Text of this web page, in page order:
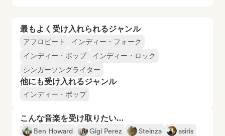
最もよく受け入れられるジャンル
アフロビート
インディー・フォーク
インディー・ポップ
インディー・ロック
シンガーソングライター
他にも受け入れるジャンル
インディー・ポップ
こんな音楽を受け取りたい…
Ben Howard Gigi Perez Steinza
asiris